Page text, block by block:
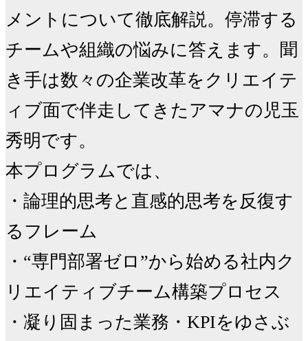
メントについて徹底解説。停滞する
チームや組織の悩みに答えます。聞
き手は数々の企業改革をクリエイテ
ィブ面で伴走してきたアマナの児玉
秀明です。
本プログラムでは、
・論理的思考と直感的思考を反復す
るフレーム
・“専門部署ゼロ”から始める社内ク
リエイティブチーム構築プロセス
・凝り固まった業務・KPIをゆさぶ